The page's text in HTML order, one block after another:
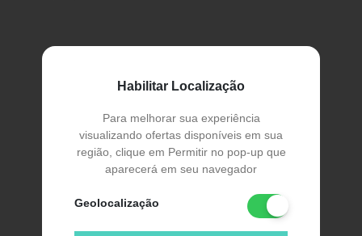
Habilitar Localização
Para melhorar sua experiência
visualizando ofertas disponíveis em sua
região, clique em Permitir no pop-up que
aparecerá em seu navegador
Geolocalização